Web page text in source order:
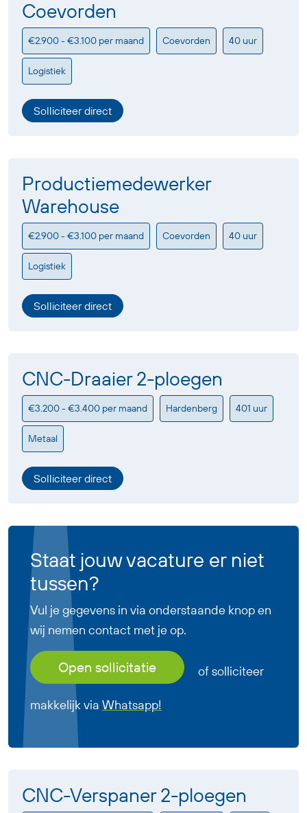
Coevorden
€2.900 - €3.100 per maand Coevorden 40 uur
Logistiek
Solliciteer direct
Productiemedewerker
Warehouse
€2.900 - €3.100 per maand Coevorden 40 uur
Logistiek
Solliciteer direct
CNC-Draaier 2-ploegen
€3.200 - €3.400 per maand Hardenberg 401 uur
Metaal
Solliciteer direct
Staat jouw vacature er niet
tussen?
Vul je gegevens in via onderstaande knop en
wij nemen contact met je op.
Open sollicitatie of solliciteer
makkelijk via Whatsapp!
CNC-Verspaner 2-ploegen